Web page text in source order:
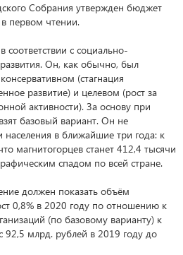
Собрания утвержден бюджет
первом чтении.
соответствии с социально-
Он, как обычно, был
(стагнация
развитие) и целевом (рост за
активности). За основу при
базовый вариант. Он не
населения в ближайшие три года: к
магнитогорцев станет 412,4 тысячи
спадом по всей стране.
должен показать объём
0,8% в 2020 году по отношению к
(по базовому варианту) к
92,5 млрд. рублей в 2019 году до